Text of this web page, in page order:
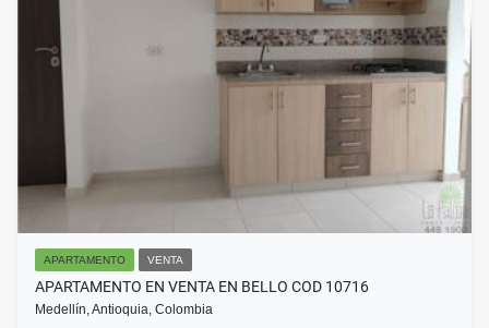
APARTAMENTO VENTA
APARTAMENTO EN VENTA EN BELLO COD 10716
Medellín, Antioquia, Colombia